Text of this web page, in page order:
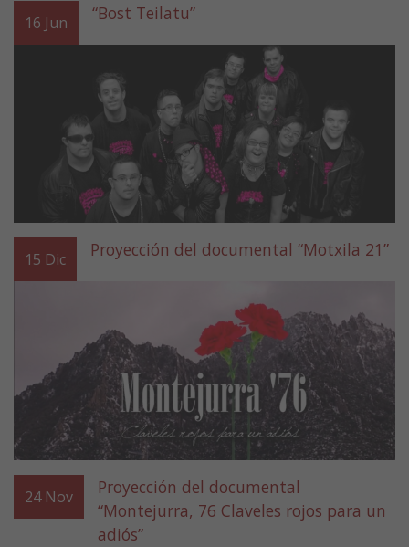
16 Jun “Bost Teilatu”
15 Dic Proyección del documental “Motxila 21”
24 Nov
Proyección del documental
“Montejurra, 76 Claveles rojos para un
adiós”